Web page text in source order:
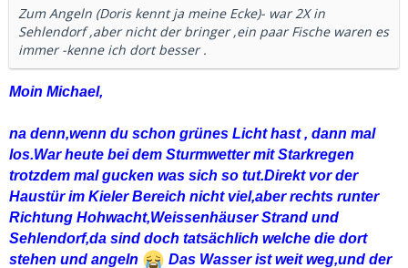
Zum Angeln (Doris kennt ja meine Ecke)- war 2X in
Sehlendorf ,aber nicht der bringer ,ein paar Fische waren es
immer -kenne ich dort besser .
Moin Michael,
na denn,wenn du schon grünes Licht hast , dann mal
los.War heute bei dem Sturmwetter mit Starkregen
trotzdem mal gucken was sich so tut.Direkt vor der
Haustür im Kieler Bereich nicht viel,aber rechts runter
Richtung Hohwacht,Weissenhäuser Strand und
Sehlendorf,da sind doch tatsächlich welche die dort
stehen und angeln
Das Wasser ist weit weg,und der